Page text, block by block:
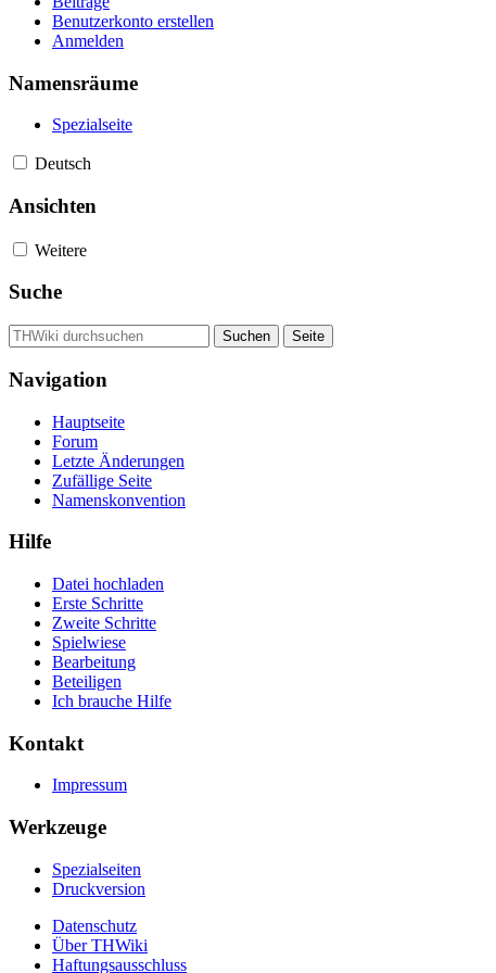
Benutzerkonto erstellen
Anmelden
Namensräume
Spezialseite
Deutsch
Ansichten
Weitere
Suche
Navigation
Hauptseite
Forum
Letzte Änderungen
Zufällige Seite
Namenskonvention
Hilfe
Datei hochladen
Erste Schritte
Zweite Schritte
Spielwiese
Bearbeitung
Beteiligen
Ich brauche Hilfe
Kontakt
Impressum
Werkzeuge
Spezialseiten
Druckversion
Datenschutz
Über THWiki
Haftungsausschluss